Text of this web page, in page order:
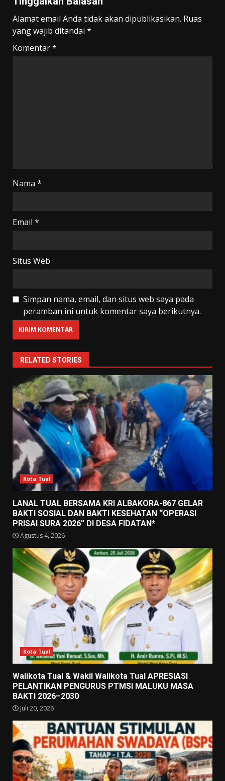
Alamat email Anda tidak akan dipublikasikan. Ruas
yang wajib ditandai *
Komentar*
Nama *
Email *
Situs Web
Simpan nama, email, dan situs web saya pada
peramban ini untuk komentar saya berikutnya.
RELATED STORIES
Kota Tual
LANAL TUAL BERSAMA KRI ALBAKORA-867 GELAR
BAKTI SOSIAL DAN BAKTI KESEHATAN “OPERASI
PRISAI SURA 2026” DI DESA FIDATAN*
Agustus 4, 2026
Kota Tual
Walikota Tual & Wakil Walikota Tual APRESIASI
PELANTIKAN PENGURUS PTMSI MALUKU MASA
BAKTI 2026–2030
Juli 20, 2026